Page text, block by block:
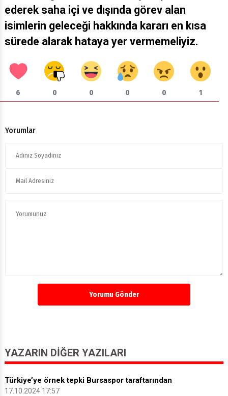
ederek saha içi ve dışında görev alan
isimlerin geleceği hakkında kararı en kısa
sürede alarak hataya yer vermemeliyiz.
6 0 0 0 0 1
Yorumlar
Yorumu Gönder
YAZARIN DIĞER YAZILARI
Türkiye’ye örnek tepki Bursaspor taraftarından
17.10.2024 17:57